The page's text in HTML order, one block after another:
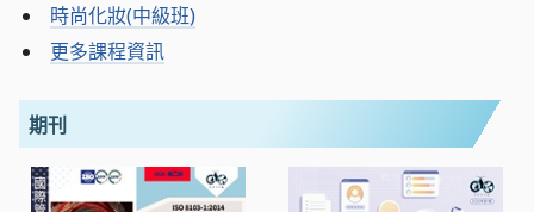
時尚化妝(中級班)
更多課程資訊
期刊